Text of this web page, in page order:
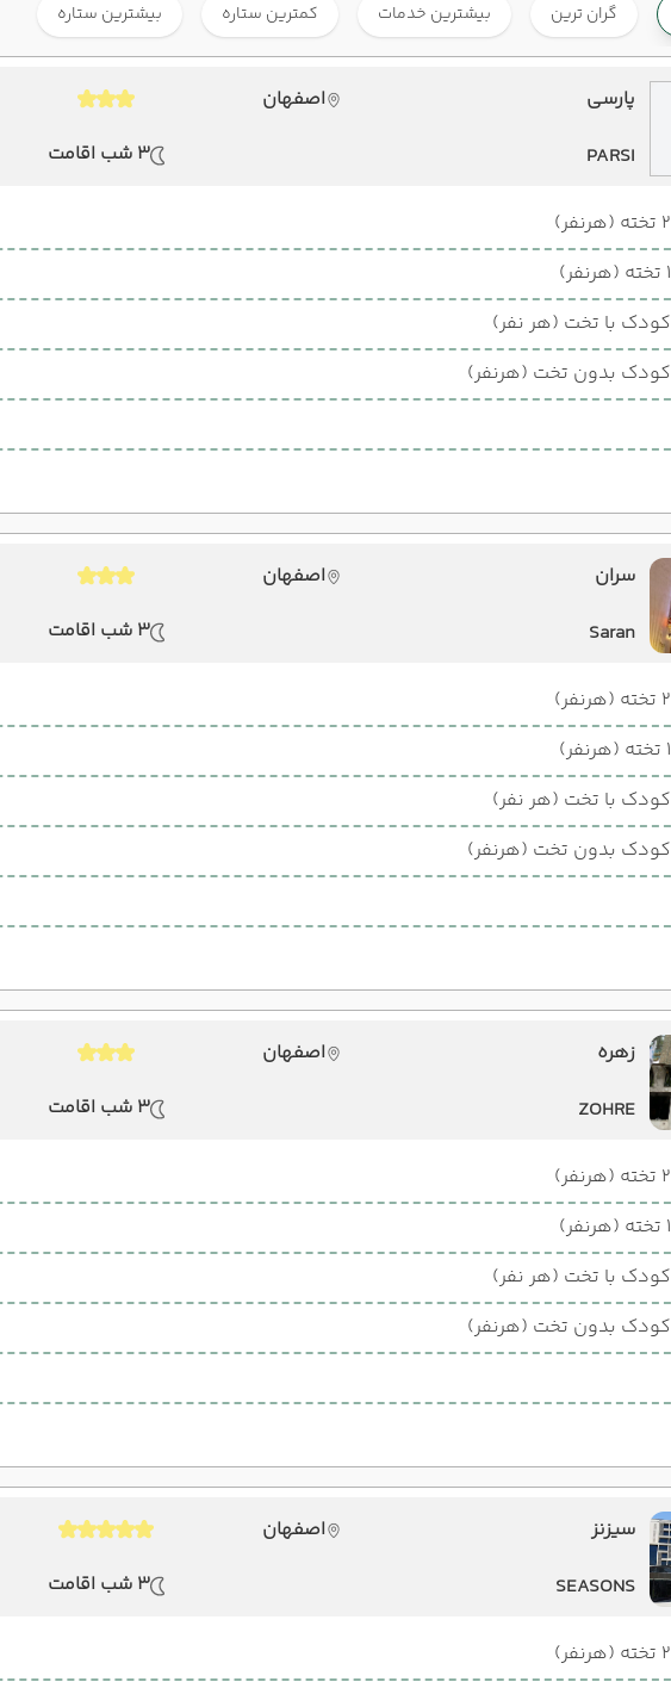
گران ترین بیشترین خدمات کمترین ستاره بیشترین ستاره
پارسی
اصفهان
PARSI
3 شب اقامت
با تخت (هر نفر)
بدون تخت (هرنفر)
سران
اصفهان
Saran
3 شب اقامت
با تخت (هر نفر)
بدون تخت (هرنفر)
زهره
اصفهان
ZOHRE
3 شب اقامت
با تخت (هر نفر)
بدون تخت (هرنفر)
سیزنز
اصفهان
SEASONS
3 شب اقامت